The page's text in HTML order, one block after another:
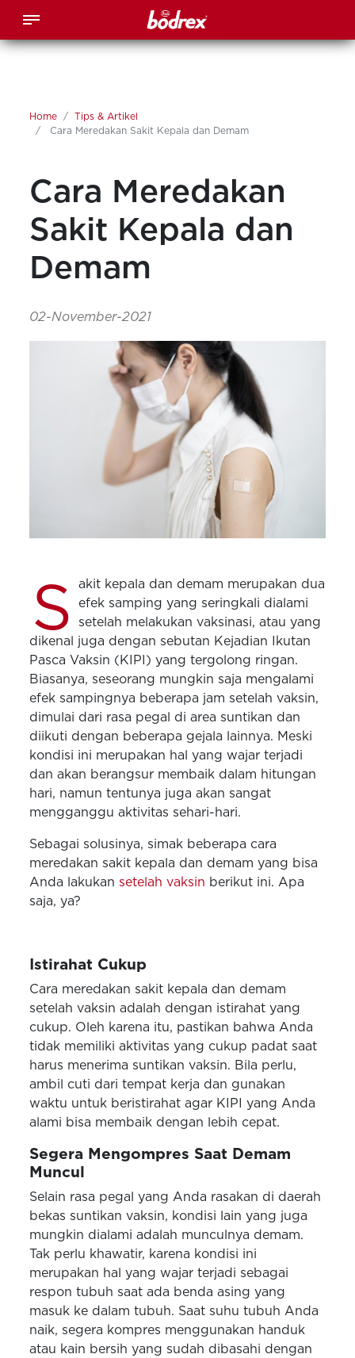
Home
Tips & Artikel
Cara Meredakan Sakit Kepala dan Demam
Cara Meredakan
Sakit Kepala dan
Demam
02-November-2021
S
akit kepala dan demam merupakan dua
efek samping yang seringkali dialami
setelah melakukan vaksinasi, atau yang
dikenal juga dengan sebutan Kejadian Ikutan
Pasca Vaksin (KIPI) yang tergolong ringan.
Biasanya, seseorang mungkin saja mengalami
efek sampingnya beberapa jam setelah vaksin,
dimulai dari rasa pegal di area suntikan dan
diikuti dengan beberapa gejala lainnya. Meski
kondisi ini merupakan hal yang wajar terjadi
dan akan berangsur membaik dalam hitungan
hari, namun tentunya juga akan sangat
mengganggu aktivitas sehari-hari.
Sebagai solusinya, simak beberapa cara
meredakan sakit kepala dan demam yang bisa
Anda lakukansetelah vaksin berikut ini. Apa
saja, ya?
Istirahat Cukup
Cara meredakan sakit kepala dan demam
setelah vaksin adalah dengan istirahat yang
cukup. Oleh karena itu, pastikan bahwa Anda
tidak memiliki aktivitas yang cukup padat saat
harus menerima suntikan vaksin. Bila perlu,
ambil cuti dari tempat kerja dan gunakan
waktu untuk beristirahat agar KIPI yang Anda
alami bisa membaik dengan lebih cepat.
Segera Mengompres Saat Demam
Muncul
Selain rasa pegal yang Anda rasakan di daerah
bekas suntikan vaksin, kondisi lain yang juga
mungkin dialami adalah munculnya demam.
Tak perlu khawatir, karena kondisi ini
merupakan hal yang wajar terjadi sebagai
respon tubuh saat ada benda asing yang
masuk ke dalam tubuh. Saat suhu tubuh Anda
naik, segera kompres menggunakan handuk
atau kain bersih yang sudah dibasahi dengan